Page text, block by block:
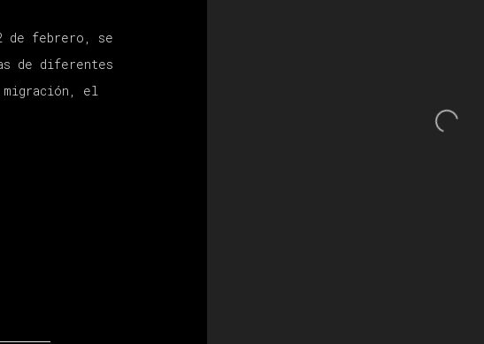
de febrero, se
de diferentes
migración, el